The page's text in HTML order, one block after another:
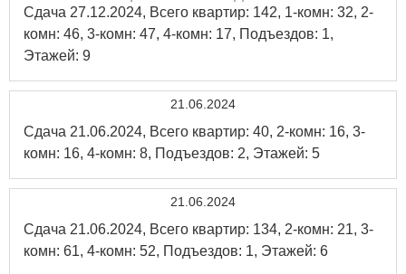
Сдача 27.12.2024, Всего квартир: 142, 1-комн: 32, 2-
комн: 46, 3-комн: 47, 4-комн: 17, Подъездов: 1,
Этажей: 9
21.06.2024
Сдача 21.06.2024, Всего квартир: 40, 2-комн: 16, 3-
комн: 16, 4-комн: 8, Подъездов: 2, Этажей: 5
21.06.2024
Сдача 21.06.2024, Всего квартир: 134, 2-комн: 21, 3-
комн: 61, 4-комн: 52, Подъездов: 1, Этажей: 6